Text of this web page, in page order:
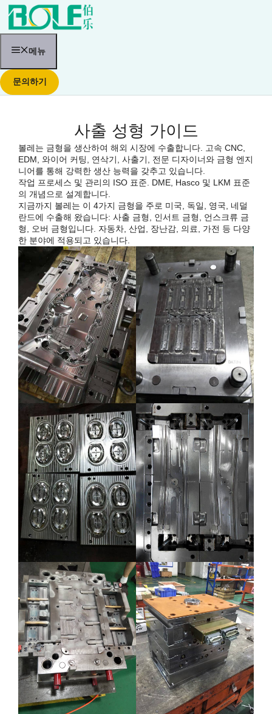
뛰
기
메뉴
문의하기
사출 성형 가이드
볼레는 금형을 생산하여 해외 시장에 수출합니다. 고속 CNC,
EDM, 와이어 커팅, 연삭기, 사출기, 전문 디자이너와 금형 엔지
니어를 통해 강력한 생산 능력을 갖추고 있습니다.
작업 프로세스 및 관리의 ISO 표준. DME, Hasco 및 LKM 표준
의 개념으로 설계합니다.
지금까지 볼레는 이 4가지 금형을 주로 미국, 독일, 영국, 네덜
란드에 수출해 왔습니다: 사출 금형, 인서트 금형, 언스크류 금
형, 오버 금형입니다. 자동차, 산업, 장난감, 의료, 가전 등 다양
한 분야에 적용되고 있습니다.